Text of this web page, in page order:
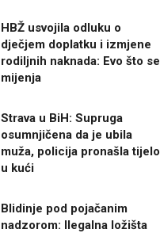
HBŽ usvojila odluku o
dječjem doplatku i izmjene
rodiljnih naknada: Evo što se
mijenja
Strava u BiH: Supruga
osumnjičena da je ubila
muža, policija pronašla tijelo
u kući
Blidinje pod pojačanim
nadzorom: Ilegalna ložišta